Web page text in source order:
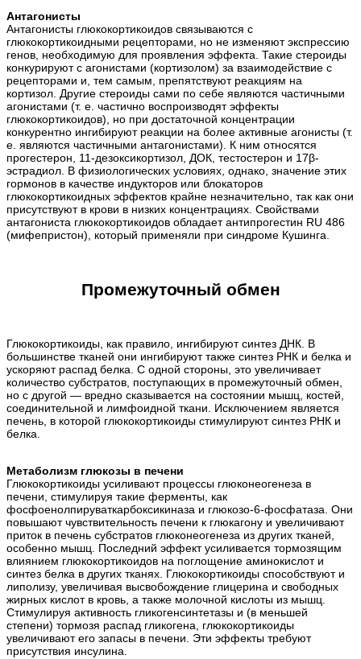
Антагонисты
Антагонисты глюкокортикоидов связываются с
глюкокортикоидными рецепторами, но не изменяют экспрессию
генов, необходимую для проявления эффекта. Такие стероиды
конкурируют с агонистами (кортизолом) за взаимодействие с
рецепторами и, тем самым, препятствуют реакциям на
кортизол. Другие стероиды сами по себе являются частичными
агонистами (т. е. частично воспроизводят эффекты
глюкокортикоидов), но при достаточной концентрации
конкурентно ингибируют реакции на более активные агонисты (т.
е. являются частичными антагонистами). К ним относятся
прогестерон, 11-дезоксикортизол, ДОК, тестостерон и 17β-
эстрадиол. В физиологических условиях, однако, значение этих
гормонов в качестве индукторов или блокаторов
глюкокортикоидных эффектов крайне незначительно, так как они
присутствуют в крови в низких концентрациях. Свойствами
антагониста глюкокортикоидов обладает антипрогестин RU 486
(мифепристон), который применяли при синдроме Кушинга.
Промежуточный обмен
Глюкокортикоиды, как правило, ингибируют синтез ДНК. В
большинстве тканей они ингибируют также синтез РНК и белка и
ускоряют распад белка. С одной стороны, это увеличивает
количество субстратов, поступающих в промежуточный обмен,
но с другой — вредно сказывается на состоянии мышц, костей,
соединительной и лимфоидной ткани. Исключением является
печень, в которой глюкокортикоиды стимулируют синтез РНК и
белка.
Метаболизм глюкозы в печени
Глюкокортикоиды усиливают процессы глюконеогенеза в
печени, стимулируя такие ферменты, как
фосфоенолпируваткарбоксикиназа и глюкозо-6-фосфатаза. Они
повышают чувствительность печени к глюкагону и увеличивают
приток в печень субстратов глюконеогенеза из других тканей,
особенно мышц. Последний эффект усиливается тормозящим
влиянием глюкокортикоидов на поглощение аминокислот и
синтез белка в других тканях. Глюкокортикоиды способствуют и
липолизу, увеличивая высвобождение глицерина и свободных
жирных кислот в кровь, а также молочной кислоты из мышц.
Стимулируя активность гликогенсинтетазы и (в меньшей
степени) тормозя распад гликогена, глюкокортикоиды
увеличивают его запасы в печени. Эти эффекты требуют
присутствия инсулина.